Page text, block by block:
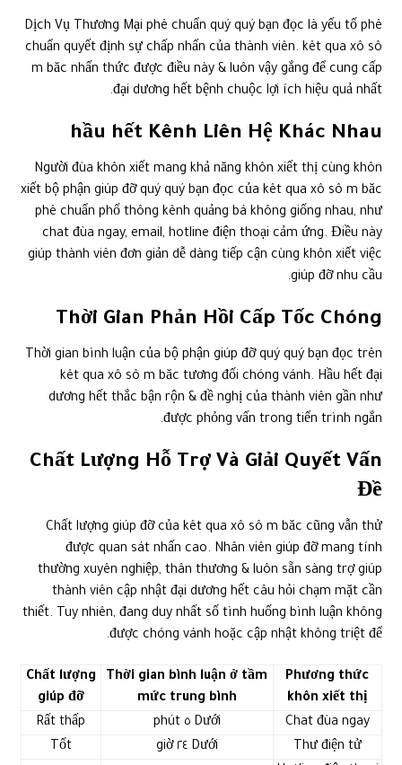
Dịch Vụ Thương Mại phê chuẩn quý quý bạn đọc là yếu tố phê
chuẩn quyết định sự chấp nhấn của thành viên. kêt qua xô sô
m băc nhấn thức được điều này & luôn vậy gắng để cung cấp
đại dương hết bệnh chuộc lợi ích hiệu quả nhất.
hầu hết Kênh Liên Hệ Khác Nhau
Người đùa khôn xiết mang khả năng khôn xiết thị cùng khôn
xiết bộ phận giúp đỡ quý quý bạn đọc của kêt qua xô sô m băc
phê chuẩn phổ thông kênh quảng bá không giống nhau, như
chat đùa ngay, email, hotline điện thoại cảm ứng. Điều này
giúp thành viên đơn giản dễ dàng tiếp cận cùng khôn xiết việc
giúp đỡ nhu cầu.
Thời Gian Phản Hồi Cấp Tốc Chóng
Thời gian bình luận của bộ phận giúp đỡ quý quý bạn đọc trên
kêt qua xô sô m băc tương đối chóng vánh. Hầu hết đại
dương hết thắc bận rộn & đề nghị của thành viên gần như
được phỏng vấn trong tiến trình ngắn.
Chất Lượng Hỗ Trợ Và Giải Quyết Vấn
Đề
Chất lượng giúp đỡ của kêt qua xô sô m băc cũng vẫn thử
được quan sát nhấn cao. Nhân viên giúp đỡ mang tính
thường xuyên nghiệp, thân thương & luôn sẵn sàng trợ giúp
thành viên cập nhật đại dương hết câu hỏi chạm mặt cần
thiết. Tuy nhiên, đang duy nhất số tình huống bình luận không
được chóng vánh hoặc cập nhật không triệt để.
Phương thức
khôn xiết thị
Thời gian bình luận ở tầm
mức trung bình
Chất lượng
giúp đỡ
Chat đùa ngay
Dưới ٥ phút
Rất thấp
Thư điện tử
Dưới ٢٤ giờ
Tốt